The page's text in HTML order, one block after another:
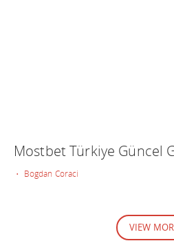
Mostbet Türkiye Güncel
• Bogdan Coraci
VIEW